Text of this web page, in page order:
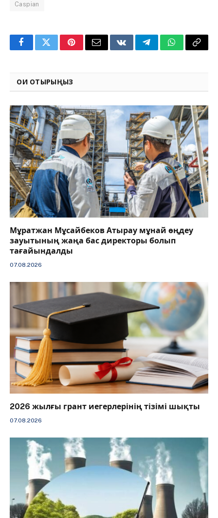
Caspian
FacebookTwitterPinterestEmail VKontakteTelegramWhatsApp
Copy
ОҚИ ОТЫРЫҢЫЗ
Мұратжан Мұсайбеков Атырау мұнай өңдеу
зауытының жаңа бас директоры болып
тағайындалды
07.08.2026
2026 жылғы грант иегерлерінің тізімі шықты
07.08.2026